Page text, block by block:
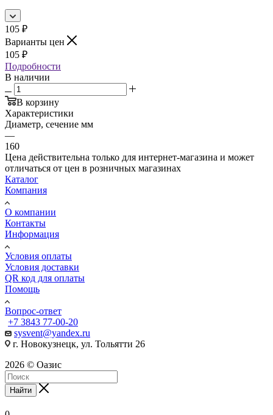
105 ₽
Варианты цен
105 ₽
Подробности
В наличии
В корзину
Характеристики
Диаметр, сечение мм
—
160
Цена действительна только для интернет-магазина и может
отличаться от цен в розничных магазинах
Каталог
Компания
О компании
Контакты
Информация
Условия оплаты
Условия доставки
QR код для оплаты
Помощь
Вопрос-ответ
+7 3843 77-00-20
sysvent@yandex.ru
г. Новокузнецк, ул. Тольятти 26
2026 © Оазис
Найти